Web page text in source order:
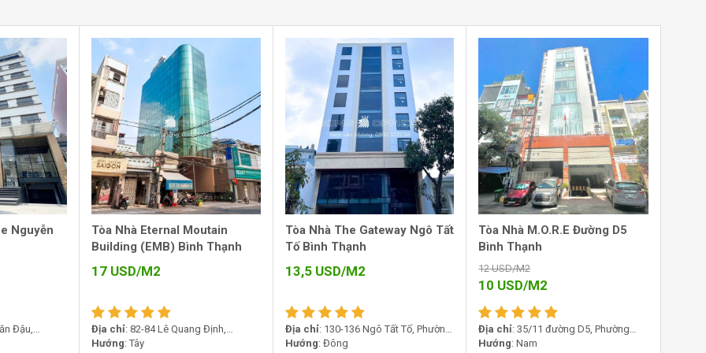
nghệ cao.
Nguyễn Hữu Cảnh : Dễ dàng gọi xe công
cận.
: Giúp không khí mát mẻ, tăng cảm giác
tiện trong kết nối giao thông mà còn mang
văn phòng nào tại Bình Thạnh cũng có
Nguyễn
Đậu,
Tòa Nhà Eternal Moutain
Building (EMB) Bình Thạnh
17 USD/M2
Địa chỉ: 82-84 Lê Quang Định,
Phường Bình Thạnh, TP.HCM
Hướng : Tây
Tòa Nhà The Gateway Ngô Tất
Tố Bình Thạnh
13,5USD/M2
Địa chỉ: 130-136 Ngô Tất Tố, Phường
Thạnh Mỹ Tây, TP.HCM
Hướng : Đông
Tòa Nhà M.O.R.E Đường D5
Bình Thạnh
12USD/M2
10 USD/M2
Địa chỉ: 35/11 đường D5, Phường
Thạnh Mỹ Tây, TP.HCM
Hướng : Nam